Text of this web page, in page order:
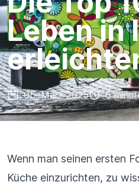
Leben in
05. März 2025 6
Wenn man seinen ersten
Küche einzurichten, zu